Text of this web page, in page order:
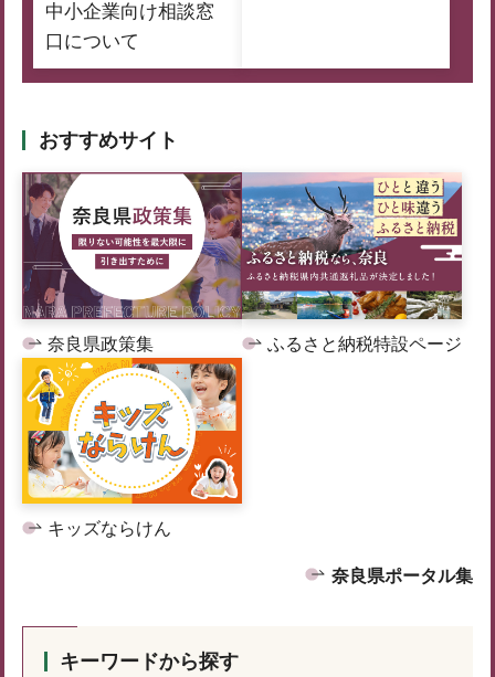
中小企業向け相談窓
口について
おすすめサイト
奈良県政策集 ふるさと納税特設ページ
キッズならけん
奈良県ポータル集
キーワードから探す